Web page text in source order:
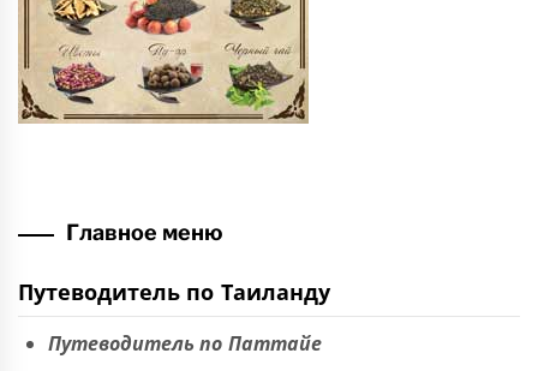
Главное меню
Путеводитель по Таиланду
Путеводитель по Паттайе